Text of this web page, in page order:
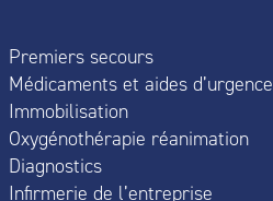
Premiers secours
Médicaments et aides d’urgence
Immobilisation
Oxygénothérapie réanimation
Diagnostics
Infirmerie de l’entreprise